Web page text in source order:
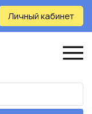
Личный кабинет